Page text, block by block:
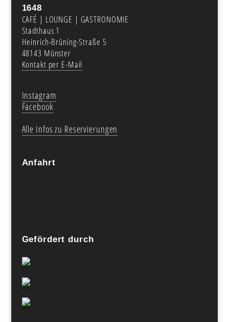
1648
CAFÉ | LOUNGE | GASTRONOMIE
Stadthaus 1
Heinrich-Brüning-Straße 5
48143 Münster
Kontakt per E-Mail
Instagram
Facebook
Alle Infos zu Reservierungen
Anfahrt
Gefördert durch